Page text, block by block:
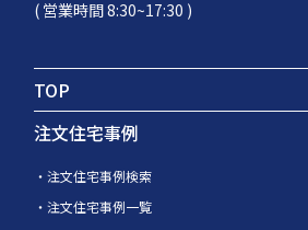
( 営業時間 8:30~17:30 )
TOP
注文住宅事例
注文住宅事例検索
注文住宅事例一覧